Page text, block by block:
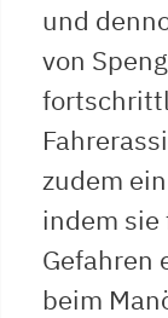
und
von
zudem
indem
Gefahren
beim